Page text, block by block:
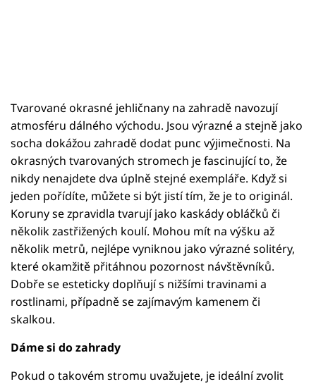
Tvarované okrasné jehličnany na zahradě navozují
atmosféru dálného východu. Jsou výrazné a stejně jako
socha dokážou zahradě dodat punc výjimečnosti. Na
okrasných tvarovaných stromech je fascinující to, že
nikdy nenajdete dva úplně stejné exempláře. Když si
jeden pořídíte, můžete si být jistí tím, že je to originál.
Koruny se zpravidla tvarují jako kaskády obláčků či
několik zastřižených koulí. Mohou mít na výšku až
několik metrů, nejlépe vyniknou jako výrazné solitéry,
které okamžitě přitáhnou pozornost návštěvníků.
Dobře se esteticky doplňují s nižšími travinami a
rostlinami, případně se zajímavým kamenem či
skalkou.
Dáme si do zahrady
Pokud o takovém stromu uvažujete, je ideální zvolit